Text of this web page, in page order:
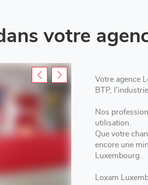
votre
Votre agence
BTP,
Nos
utilisation.
Que votre
encore une
Loxam